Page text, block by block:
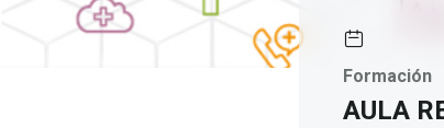
Formación
AULA